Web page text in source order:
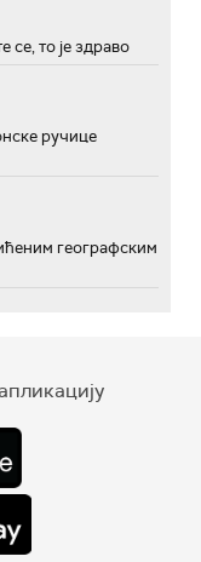
се, то је здраво
ручице
географским